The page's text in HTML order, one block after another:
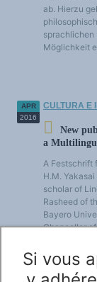
ab. Hierzu
sprachlichen
Möglichkeit
APR
2016
CULTURA E
New
a
A Festschrift
H.M.
scholar of
Rasheed of
Bayero
Chancellor
discourse
Si vous